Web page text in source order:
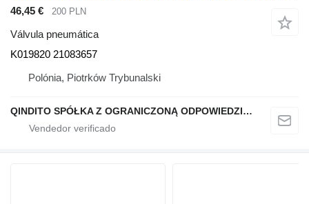
46,45 € 200 PLN
Válvula pneumática
K019820 21083657
Polónia, Piotrków Trybunalski
QINDITO SPÓŁKA Z OGRANICZONĄ ODPOWIEDZIALNOŚCIĄ